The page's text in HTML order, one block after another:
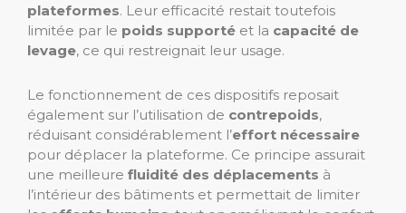
plateformes. Leur efficacité restait toutefois
limitée par le poids supporté et la capacité de
levage, ce qui restreignait leur usage.
Le fonctionnement de ces dispositifs reposait
également sur l’utilisation de contrepoids,
réduisant considérablement l’effort nécessaire
pour déplacer la plateforme. Ce principe assurait
une meilleure fluidité des déplacements à
l’intérieur des bâtiments et permettait de limiter